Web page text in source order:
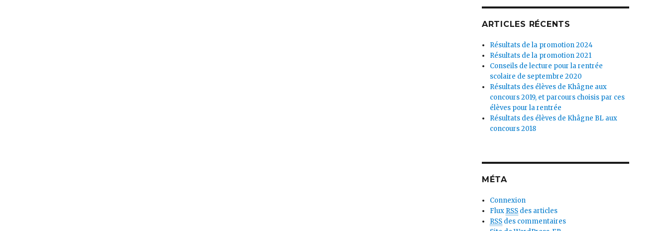
ARTICLES RÉCENTS
Résultats de la promotion 2024
Résultats de la promotion 2021
Conseils de lecture pour la rentrée
scolaire de septembre 2020
Résultats des élèves de Khâgne aux
concours 2019, et parcours choisis par ces
élèves pour la rentrée
Résultats des élèves de Khâgne BL aux
concours 2018
MÉTA
Connexion
Flux RSS des articles
RSS des commentaires